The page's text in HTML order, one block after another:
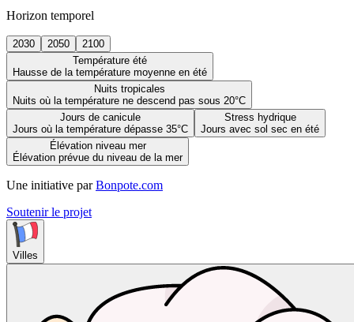
Horizon temporel
2030 2050
2100
Température été
Hausse de la température moyenne en été
Nuits tropicales
Nuits où la température ne descend pas sous 20°C
Jours de canicule
Jours où la température dépasse 35°C
Stress hydrique
Jours avec sol sec en été
Élévation niveau mer
Élévation prévue du niveau de la mer
Une initiative par Bonpote.com
Soutenir le projet
Villes